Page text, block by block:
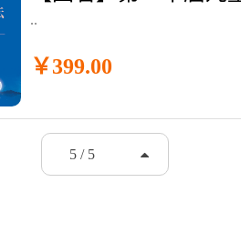
..
￥399.00
5 / 5